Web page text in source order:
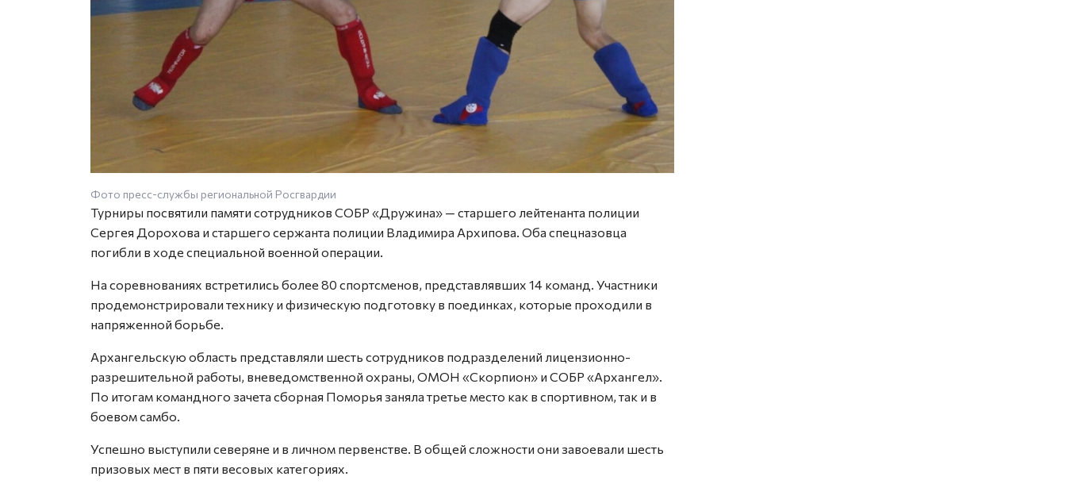
Фото пресс-службы региональной Росгвардии
Турниры посвятили памяти сотрудников СОБР «Дружина» — старшего лейтенанта полиции
Сергея Дорохова и старшего сержанта полиции Владимира Архипова. Оба спецназовца
погибли в ходе специальной военной операции.
На соревнованиях встретились более 80 спортсменов, представлявших 14 команд. Участники
продемонстрировали технику и физическую подготовку в поединках, которые проходили в
напряженной борьбе.
Архангельскую область представляли шесть сотрудников подразделений лицензионно-
разрешительной работы, вневедомственной охраны, ОМОН «Скорпион» и СОБР «Архангел».
По итогам командного зачета сборная Поморья заняла третье место как в спортивном, так и в
боевом самбо.
Успешно выступили северяне и в личном первенстве. В общей сложности они завоевали шесть
призовых мест в пяти весовых категориях.